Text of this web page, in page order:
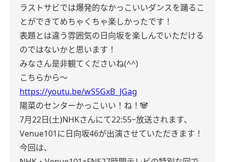
ラストサビでは爆発的なかっこいいダンスを踊るこ
とができてめちゃくちゃ楽しかったです！
表題とは違う雰囲気の日向坂を楽しんでいただける
のではないかと思います！
みなさん是非観てくださいね(^^)
こちらから〜
https://youtu.be/wS5GxB_JGag
陽菜のセンターかっこいい！ね！🐼
7月22日(土)NHKさんにて22:55~放送されます、
Venue101に日向坂46が出演させていただきます！
今回は、